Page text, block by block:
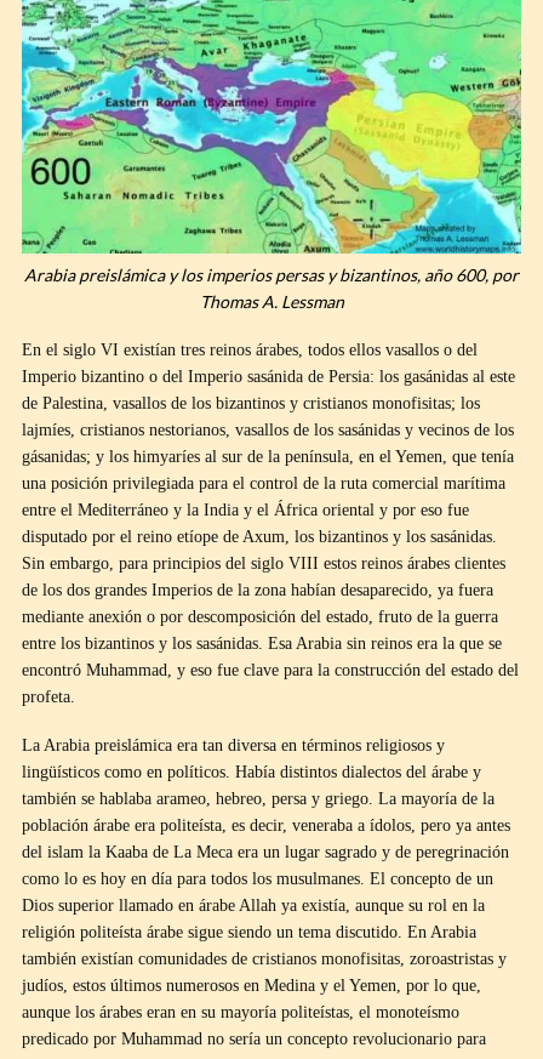
Arabia preislámica y los imperios persas y bizantinos, año 600, por
Thomas A. Lessman
En el siglo VI existían tres reinos árabes, todos ellos vasallos o del
Imperio bizantino o del Imperio sasánida de Persia: los gasánidas al este
de Palestina, vasallos de los bizantinos y cristianos monofisitas; los
lajmíes, cristianos nestorianos, vasallos de los sasánidas y vecinos de los
gásanidas; y los himyaríes al sur de la península, en el Yemen, que tenía
una posición privilegiada para el control de la ruta comercial marítima
entre el Mediterráneo y la India y el África oriental y por eso fue
disputado por el reino etíope de Axum, los bizantinos y los sasánidas.
Sin embargo, para principios del siglo VIII estos reinos árabes clientes
de los dos grandes Imperios de la zona habían desaparecido, ya fuera
mediante anexión o por descomposición del estado, fruto de la guerra
entre los bizantinos y los sasánidas. Esa Arabia sin reinos era la que se
encontró Muhammad, y eso fue clave para la construcción del estado del
profeta.
La Arabia preislámica era tan diversa en términos religiosos y
lingüísticos como en políticos. Había distintos dialectos del árabe y
también se hablaba arameo, hebreo, persa y griego. La mayoría de la
población árabe era politeísta, es decir, veneraba a ídolos, pero ya antes
del islam la Kaaba de La Meca era un lugar sagrado y de peregrinación
como lo es hoy en día para todos los musulmanes. El concepto de un
Dios superior llamado en árabe Allah ya existía, aunque su rol en la
religión politeísta árabe sigue siendo un tema discutido. En Arabia
también existían comunidades de cristianos monofisitas, zoroastristas y
judíos, estos últimos numerosos en Medina y el Yemen, por lo que,
aunque los árabes eran en su mayoría politeístas, el monoteísmo
predicado por Muhammad no sería un concepto revolucionario para